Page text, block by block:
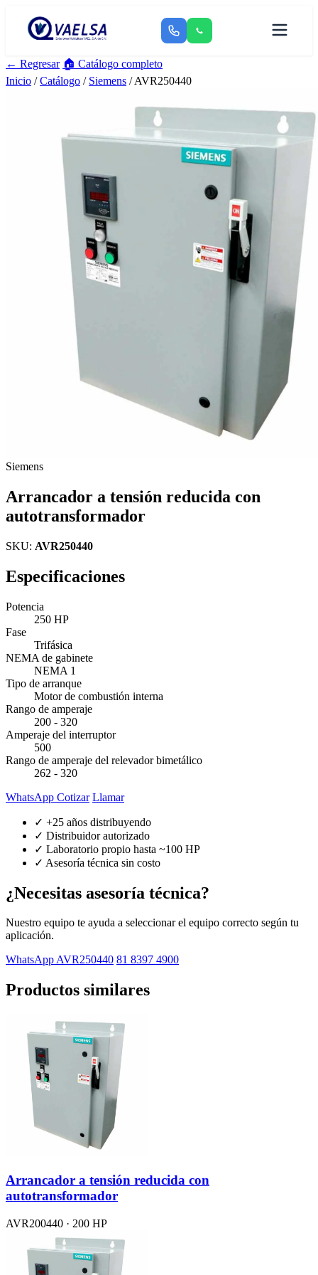
← Regresar 🏠 Catálogo completo
Inicio /Catálogo / Siemens / AVR250440
Siemens
Arrancador a tensión reducida con
autotransformador
SKU: AVR250440
Especificaciones
Potencia
250 HP
Fase
Trifásica
NEMA de gabinete
NEMA 1
Tipo de arranque
Motor de combustión interna
Rango de amperaje
200 - 320
Amperaje del interruptor
500
Rango de amperaje del relevador bimetálico
262 - 320
WhatsApp Cotizar Llamar
✓ +25 años distribuyendo
✓ Distribuidor autorizado
✓ Laboratorio propio hasta ~100 HP
✓ Asesoría técnica sin costo
¿Necesitas asesoría técnica?
Nuestro equipo te ayuda a seleccionar el equipo correcto según tu
aplicación.
WhatsApp AVR250440 81 8397 4900
Productos similares
Arrancador a tensión reducida con
autotransformador
AVR200440 · 200 HP